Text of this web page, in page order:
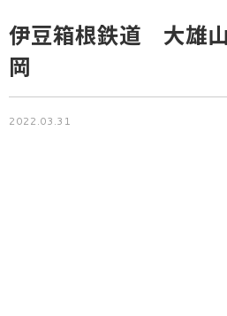
伊豆箱根鉄道 大雄
岡
2022.03.31